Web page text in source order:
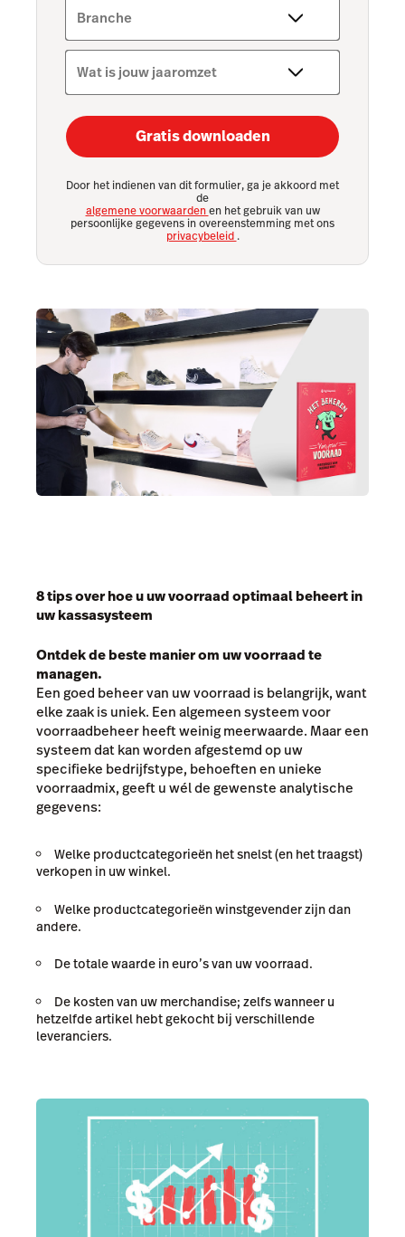
Branche
Wat is jouw jaaromzet
Gratis downloaden
Door het indienen van dit formulier, ga je akkoord met
de
algemene voorwaardenen het gebruik van uw
persoonlijke gegevens in overeenstemming met ons
privacybeleid .
8 tips over hoe u uw voorraad optimaal beheert in
uw kassasysteem
Ontdek de beste manier om uw voorraad te
managen.
Een goed beheer van uw voorraad is belangrijk, want
elke zaak is uniek. Een algemeen systeem voor
voorraadbeheer heeft weinig meerwaarde. Maar een
systeem dat kan worden afgestemd op uw
specifieke bedrijfstype, behoeften en unieke
voorraadmix, geeft u wél de gewenste analytische
gegevens:
Welke productcategorieën het snelst (en het traagst)
verkopen in uw winkel.
Welke productcategorieën winstgevender zijn dan
andere.
De totale waarde in euro’s van uw voorraad.
De kosten van uw merchandise; zelfs wanneer u
hetzelfde artikel hebt gekocht bij verschillende
leveranciers.